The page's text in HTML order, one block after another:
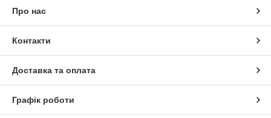
Про нас
Контакти
Доставка та оплата
Графік роботи